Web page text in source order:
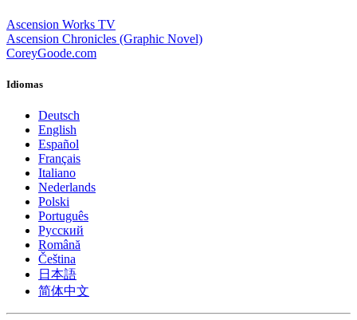
Ascension Works TV
Ascension Chronicles (Graphic Novel)
CoreyGoode.com
Idiomas
Deutsch
English
Español
Français
Italiano
Nederlands
Polski
Português
Pусский
Română
Čeština
日本語
简体中文